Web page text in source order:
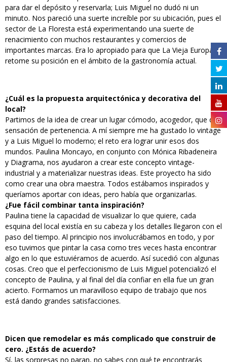
para dar el depósito y reservarla; Luis Miguel no dudó ni un
minuto. Nos pareció una suerte increíble por su ubicación, pues el
sector de La Floresta está experimentando una suerte de
renacimiento con muchos restaurantes y comercios de
importantes marcas. Era lo apropiado para que La Vieja Europa
retome su posición en el ámbito de la gastronomía actual.
¿Cuál es la propuesta arquitectónica y decorativa del
local?
Partimos de la idea de crear un lugar cómodo, acogedor, que dé
sensación de pertenencia. A mí siempre me ha gustado lo vintage
y a Luis Miguel lo moderno; el reto era lograr unir esos dos
mundos. Paulina Moncayo, en conjunto con Mónica Ribadeneira
y Diagrama, nos ayudaron a crear este concepto vintage-
industrial y a materializar nuestras ideas. Este proyecto ha sido
como crear una obra maestra. Todos estábamos inspirados y
queríamos aportar con ideas, pero había que organizarlas.
¿Fue fácil combinar tanta inspiración?
Paulina tiene la capacidad de visualizar lo que quiere, cada
esquina del local existía en su cabeza y los detalles llegaron con el
paso del tiempo. Al principio nos involucrábamos en todo, y por
eso tuvimos que pintar la casa como tres veces hasta encontrar
algo en lo que estuviéramos de acuerdo. Así sucedió con algunas
cosas. Creo que el perfeccionismo de Luis Miguel potencializó el
concepto de Paulina, y al final del día confiar en ella fue un gran
acierto. Formamos un maravilloso equipo de trabajo que nos
está dando grandes satisfacciones.
Dicen que remodelar es más complicado que construir de
cero. ¿Estás de acuerdo?
Sí, las sorpresas no paran, no sabes con qué te encontrarás